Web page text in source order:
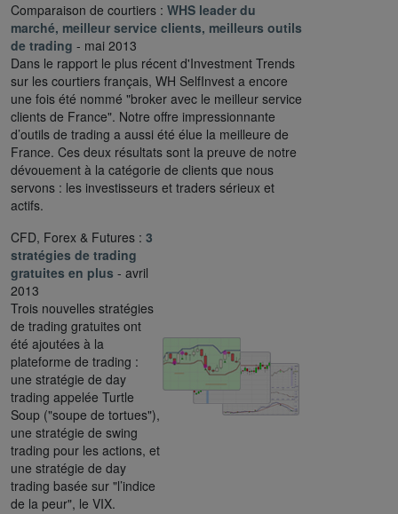
Comparaison de courtiers : WHS leader du
marché, meilleur service clients, meilleurs outils
de trading - mai 2013
Dans le rapport le plus récent d'Investment Trends
sur les courtiers français, WH SelfInvest a encore
une fois été nommé "broker avec le meilleur service
clients de France". Notre offre impressionnante
d’outils de trading a aussi été élue la meilleure de
France. Ces deux résultats sont la preuve de notre
dévouement à la catégorie de clients que nous
servons : les investisseurs et traders sérieux et
actifs.
CFD, Forex & Futures : 3
stratégies de trading
gratuites en plus - avril
2013
Trois nouvelles stratégies
de trading gratuites ont
été ajoutées à la
plateforme de trading :
une stratégie de day
trading appelée Turtle
Soup ("soupe de tortues"),
une stratégie de swing
trading pour les actions, et
une stratégie de day
trading basée sur "l’indice
de la peur", le VIX.